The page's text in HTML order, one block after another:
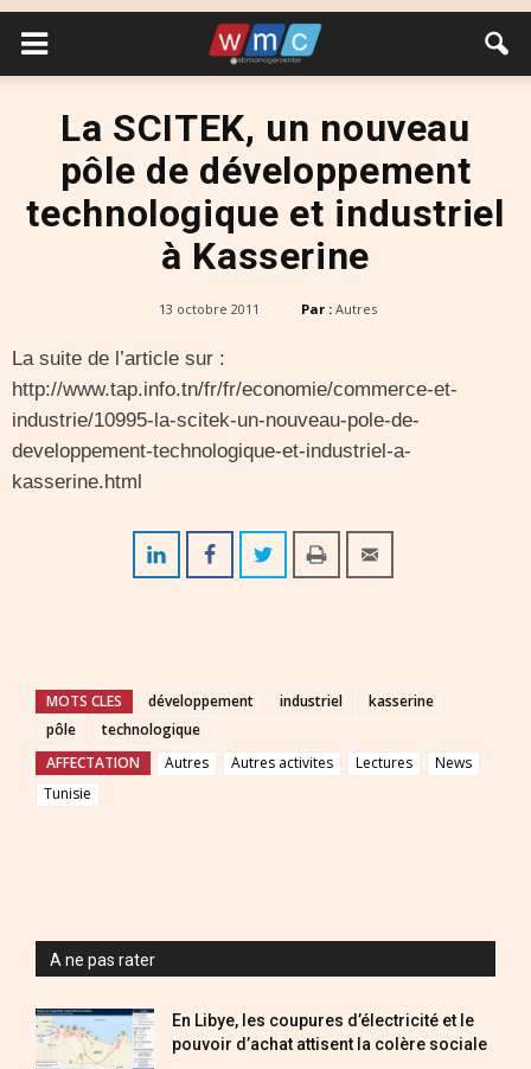
La SCITEK, un nouveau
pôle de développement
technologique et industriel
à Kasserine
13 octobre 2011 Par : Autres
La suite de l’article sur :
http://www.tap.info.tn/fr/fr/economie/commerce-et-
industrie/10995-la-scitek-un-nouveau-pole-de-
developpement-technologique-et-industriel-a-
kasserine.html
MOTS CLES développement industriel
kasserine
pôle
technologique
AFFECTATION
Autres Autres activites Lectures
News
Tunisie
A ne pas rater
En Libye, les coupures d’électricité et le
pouvoir d’achat attisent la colère sociale